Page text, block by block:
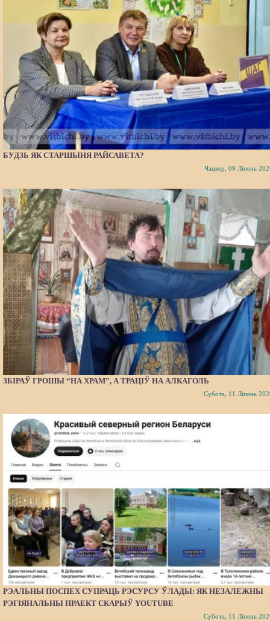
БУДЗЬ ЯК СТАРШЫНЯ РАЙСАВЕТА?
Чацвер, 09 Ліпень
ЗБІРАЎ ГРОШЫ “НА ХРАМ”, А ТРАЦІЎ НА АЛКАГОЛЬ
Субота, 11 Ліпень
РЭАЛЬНЫ ПОСПЕХ СУПРАЦЬ РЭСУРСУ ЎЛАДЫ: ЯК НЕЗАЛЕЖНЫ
РЭГІЯНАЛЬНЫ ПРАЕКТ СКАРЫЎ YOUTUBE
Субота, 11 Ліпень